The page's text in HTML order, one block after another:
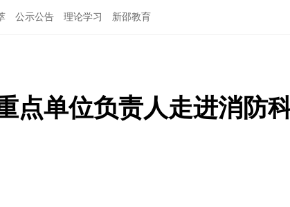
公示公告 理论学习 新邵教育
点单位负责人走进消防